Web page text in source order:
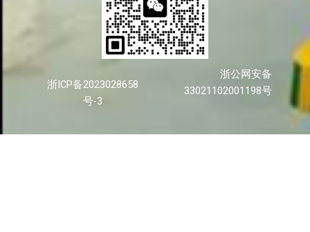
浙ICP备2023028658
号-3
浙公网安备
33021102001198号